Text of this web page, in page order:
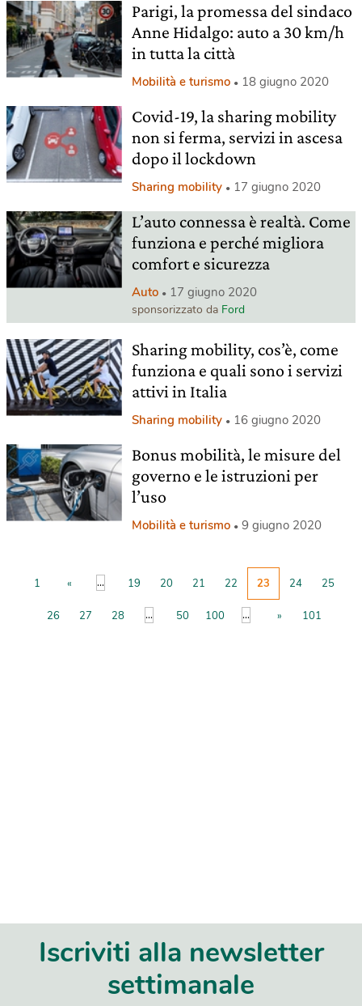
Parigi, la promessa del sindaco
Anne Hidalgo: auto a 30 km/h
in tutta la città
Mobilità e turismo 18 giugno 2020
Covid-19, la sharing mobility
non si ferma, servizi in ascesa
dopo il lockdown
Sharing mobility 17 giugno 2020
L’auto connessa è realtà. Come
funziona e perché migliora
comfort e sicurezza
Auto 17 giugno 2020
sponsorizzato da Ford
Sharing mobility, cos’è, come
funziona e quali sono i servizi
attivi in Italia
Sharing mobility 16 giugno 2020
Bonus mobilità, le misure del
governo e le istruzioni per
l’uso
Mobilità e turismo 9 giugno 2020
1 « ... 19 20 21 22 23 24 25
26 27 28 ... 50 100 ... » 101
Iscriviti alla newsletter
settimanale